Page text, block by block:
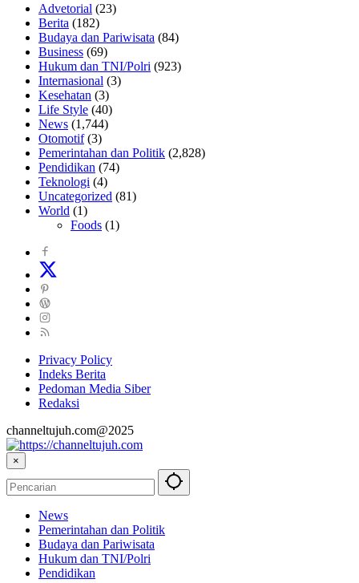
Advetorial (23)
Berita (182)
Budaya dan Pariwisata (84)
Business (69)
Hukum dan TNI/Polri (923)
Internasional (3)
Kesehatan (3)
Life Style (40)
News (1,744)
Otomotif(3)
Pemerintahan dan Politik (2,828)
Pendidikan (74)
Teknologi (4)
Uncategorized (81)
World (1)
Foods (1)
Privacy Policy
Indeks Berita
Pedoman Media Siber
Redaksi
channeltujuh.com@2025
×
News
Pemerintahan dan Politik
Budaya dan Pariwisata
Hukum dan TNI/Polri
Pendidikan